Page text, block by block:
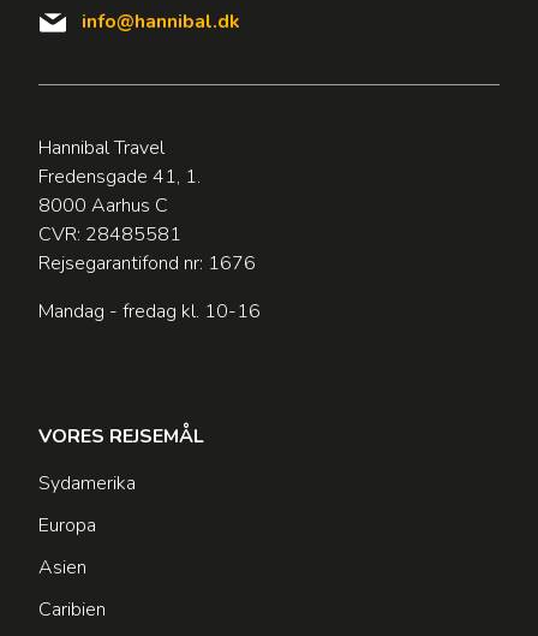
info@hannibal.dk
Hannibal Travel
Fredensgade 41, 1.
8000 Aarhus C
CVR: 28485581
Rejsegarantifond nr: 1676
Mandag - fredag kl. 10-16
VORES REJSEMÅL
Sydamerika
Europa
Asien
Caribien